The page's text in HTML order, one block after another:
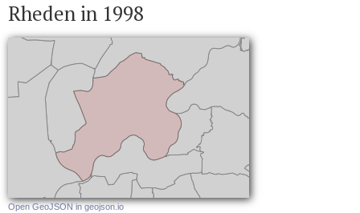
Rheden in 1998
Open GeoJSON in geojson.io